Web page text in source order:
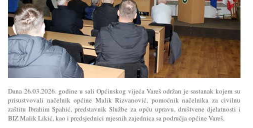
Dana 26.03.2026. godine u sali Općinskog vijeća Vareš održan je sastanak kojem su
prisustvovali načelnik općine Malik Rizvanović, pomoćnik načelnika za civilnu
zaštitu Ibrahim Spahić, predstavnik Službe za opću upravu, društvene djelatnosti i
BIZ Malik Likić, kao i predsjednici mjesnih zajednica sa područja općine Vareš.